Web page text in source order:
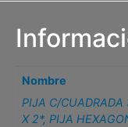
Nombre
PIJA C/CUADRADA
X 2*,PIJA